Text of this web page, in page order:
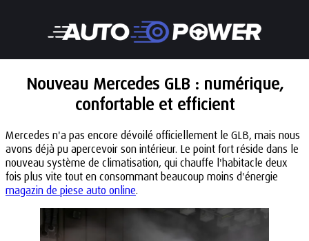
Nouveau Mercedes GLB : numérique,
confortable et efficient
Mercedes n'a pas encore dévoilé officiellement le GLB, mais nous
avons déjà pu apercevoir son intérieur. Le point fort réside dans le
nouveau système de climatisation, qui chauffe l'habitacle deux
fois plus vite tout en consommant beaucoup moins d'énergie
magazin de piese auto online.